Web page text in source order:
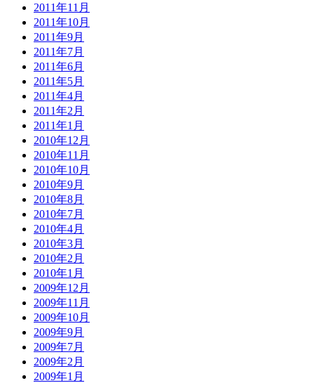
2011年11月
2011年10月
2011年9月
2011年7月
2011年6月
2011年5月
2011年4月
2011年2月
2011年1月
2010年12月
2010年11月
2010年10月
2010年9月
2010年8月
2010年7月
2010年4月
2010年3月
2010年2月
2010年1月
2009年12月
2009年11月
2009年10月
2009年9月
2009年7月
2009年2月
2009年1月